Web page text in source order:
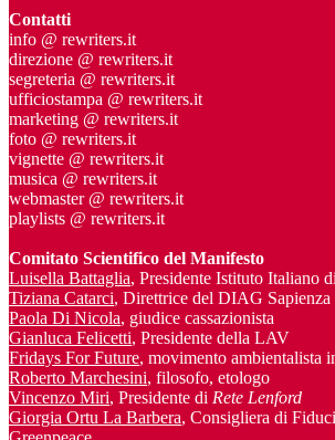
Contatti
info @ rewriters.it
direzione @ rewriters.it
segreteria @ rewriters.it
ufficiostampa @ rewriters.it
marketing @ rewriters.it
foto @ rewriters.it
vignette @ rewriters.it
musica @ rewriters.it
webmaster @ rewriters.it
playlists @ rewriters.it
Comitato Scientifico del Manifesto
Luisella Battaglia, Presidente Istituto Italiano
Tiziana Catarci, Direttrice del DIAG
Paola Di Nicola, giudice cassazionista
Gianluca Felicetti, Presidente della LAV
Fridays For Future, movimento ambientalista
Roberto Marchesini, filosofo, etologo
Vincenzo Miri, Presidente di Rete Lenford
Giorgia Ortu La Barbera, Consigliera di